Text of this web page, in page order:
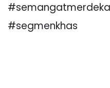
#semangatmerdeka
#segmenkhas